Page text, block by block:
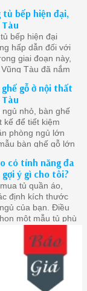
của gia chủ.
tủ bếp hiện đại,
bếp hiện đại
hấp dẫn đối với
giai đoạn này,
Tàu đã nắm
công nội thất
gỗ ở nội thất
nhỏ, bàn ghế
kế để tiết kiệm
phòng ngủ lớn
bàn ghế gỗ lớn
có tính năng đa
ý gì cho tôi?
tủ quần áo,
định kích thước
của bạn. Điều
một mẫu tủ phù
lãng phí không